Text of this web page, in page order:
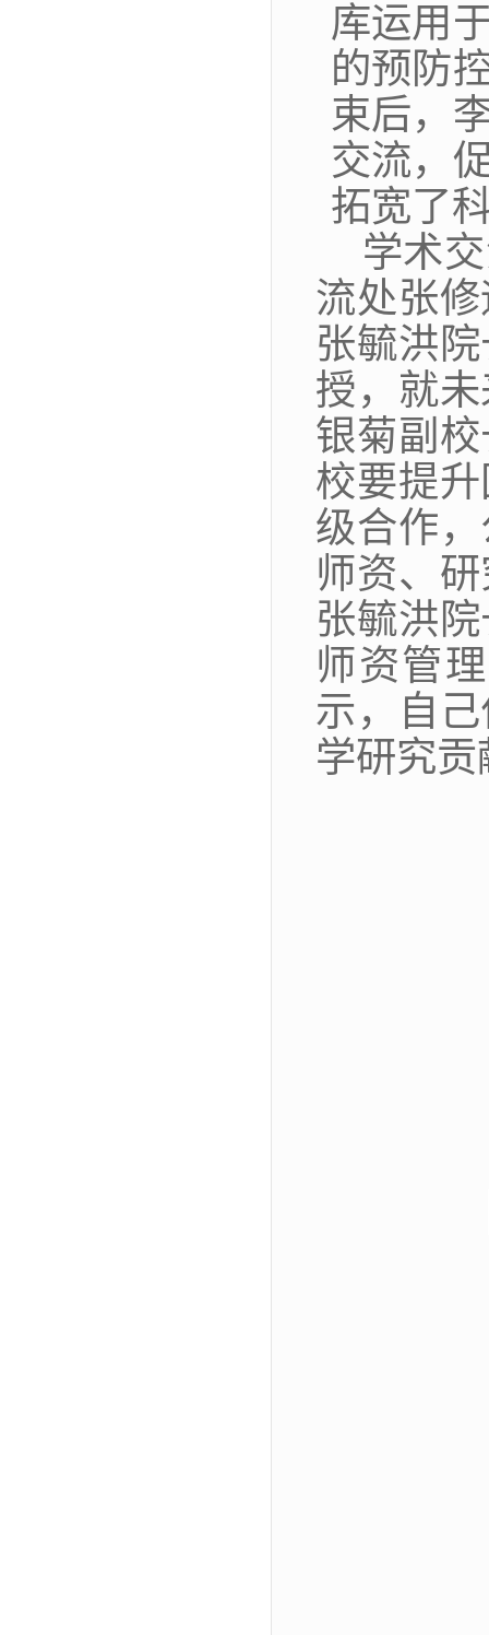
库运用
的预防
束后，
交流，
拓宽了
学术
流处张
张毓洪
授，就
银菊副
校要提
级合作
师资、
张毓洪
师资管
示，自
学研究